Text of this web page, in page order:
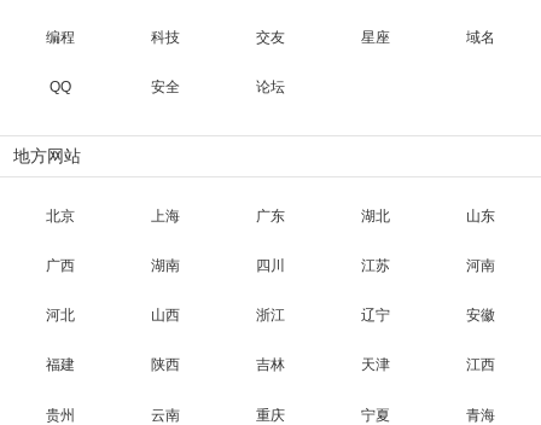
编程 科技 交友 星座 域名
QQ 安全 论坛
地方网站
北京 上海 广东 湖北 山东
广西 湖南 四川 江苏 河南
河北 山西 浙江 辽宁 安徽
福建 陕西 吉林 天津 江西
贵州 云南 重庆 宁夏 青海